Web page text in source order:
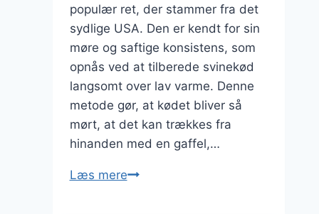
populær ret, der stammer fra det
sydlige USA. Den er kendt for sin
møre og saftige konsistens, som
opnås ved at tilberede svinekød
langsomt over lav varme. Denne
metode gør, at kødet bliver så
mørt, at det kan trækkes fra
hinanden med en gaffel,…
Læs merePulled